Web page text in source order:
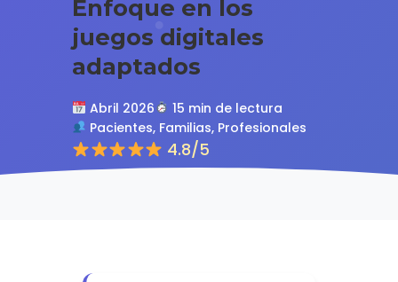
Enfoque en los
juegos digitales
adaptados
Abril 2026
15 min de lectura
Pacientes, Familias, Profesionales
4.8/5